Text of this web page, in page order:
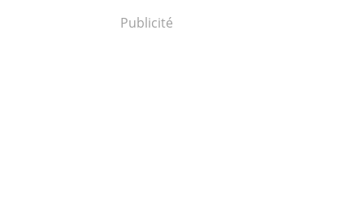
Publicité